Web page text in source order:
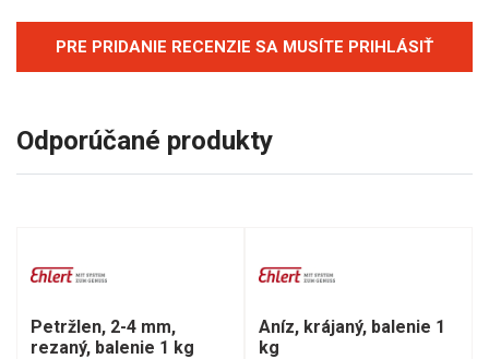
PRE PRIDANIE RECENZIE SA MUSÍTE PRIHLÁSIŤ
Odporúčané produkty
Petržlen, 2-4 mm,
rezaný, balenie 1 kg
Aníz, krájaný, balenie 1
kg